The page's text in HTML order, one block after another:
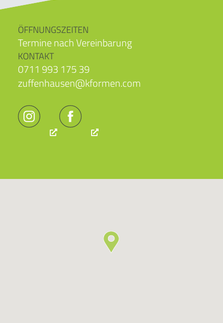
ÖFFNUNGSZEITEN
Termine nach Vereinbarung
KONTAKT
0711 993 175 39
zuffenhausen@kformen.com